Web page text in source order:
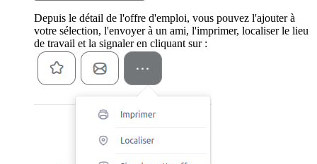
Depuis le détail de l'offre d'emploi, vous pouvez l'ajouter à
votre sélection, l'envoyer à un ami, l'imprimer, localiser le lieu
de travail et la signaler en cliquant sur :